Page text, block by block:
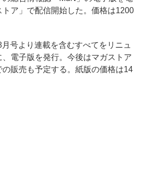
ア」で配信開始した。価格は1200
号より連載を含むすべてをリニュ
電子版を発行。今後はマガストア
の販売も予定する。紙版の価格は14